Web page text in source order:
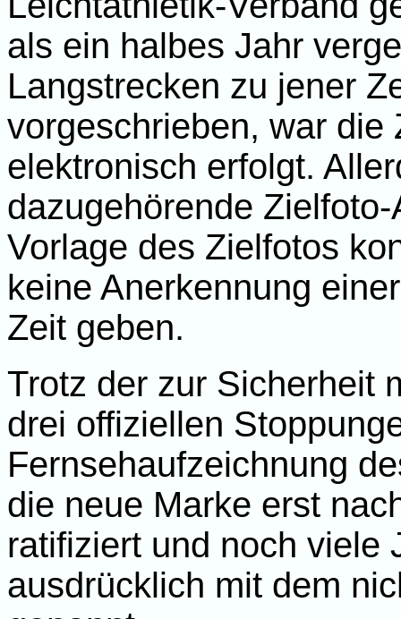
als ein halbes Jahr
Langstrecken zu jener
vorgeschrieben, war die
elektronisch erfolgt.
dazugehörende
Vorlage des Zielfotos
keine Anerkennung
Zeit geben.
Trotz der zur Sicherheit
drei offiziellen
Fernsehaufzeichnung
die neue Marke erst
ratifiziert und noch viele
ausdrücklich mit dem